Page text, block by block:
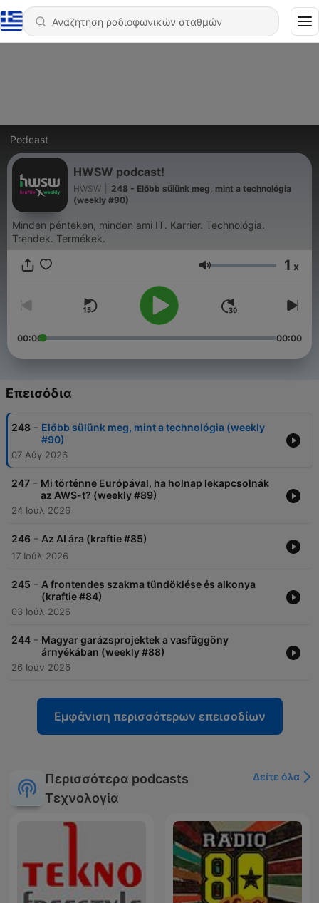
Podcast
HWSW podcast!
HWSW
248 - Előbb sülünk meg, mint a technológia
(weekly #90)
Minden pénteken, minden ami IT. Karrier. Technológia.
Trendek. Termékek.
Ένταση 1 x
00:00 00:00
Επεισόδια
248 - Előbb sülünk meg, mint a technológia (weekly
#90)
07 Αύγ 2026
247 - Mi történne Európával, ha holnap lekapcsolnák
az AWS-t? (weekly #89)
24 Ιούλ 2026
246 - Az AI ára (kraftie #85)
17 Ιούλ 2026
245 - A frontendes szakma tündöklése és alkonya
(kraftie #84)
03 Ιούλ 2026
244 - Magyar garázsprojektek a vasfüggöny
árnyékában (weekly #88)
26 Ιούν 2026
Εμφάνιση περισσότερων επεισοδίων
Περισσότερα podcasts
Τεχνολογία
Δείτε όλα